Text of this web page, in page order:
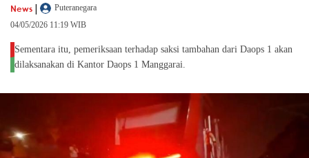
News |
Puteranegara
04/05/2026 11:19 WIB
Sementara itu, pemeriksaan terhadap saksi tambahan dari Daops 1 akan
dilaksanakan di Kantor Daops 1 Manggarai.